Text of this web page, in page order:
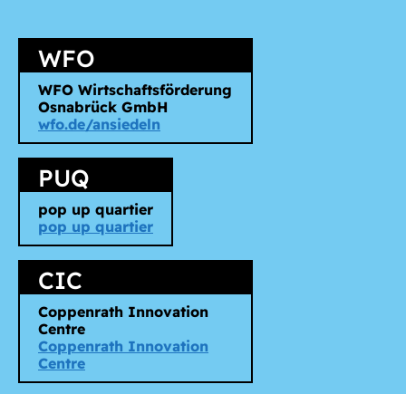
WFO
WFO Wirtschaftsförderung
Osnabrück GmbH
wfo.de/ansiedeln
PUQ
pop up quartier
pop up quartier
CIC
Coppenrath Innovation
Centre
Coppenrath Innovation
Centre